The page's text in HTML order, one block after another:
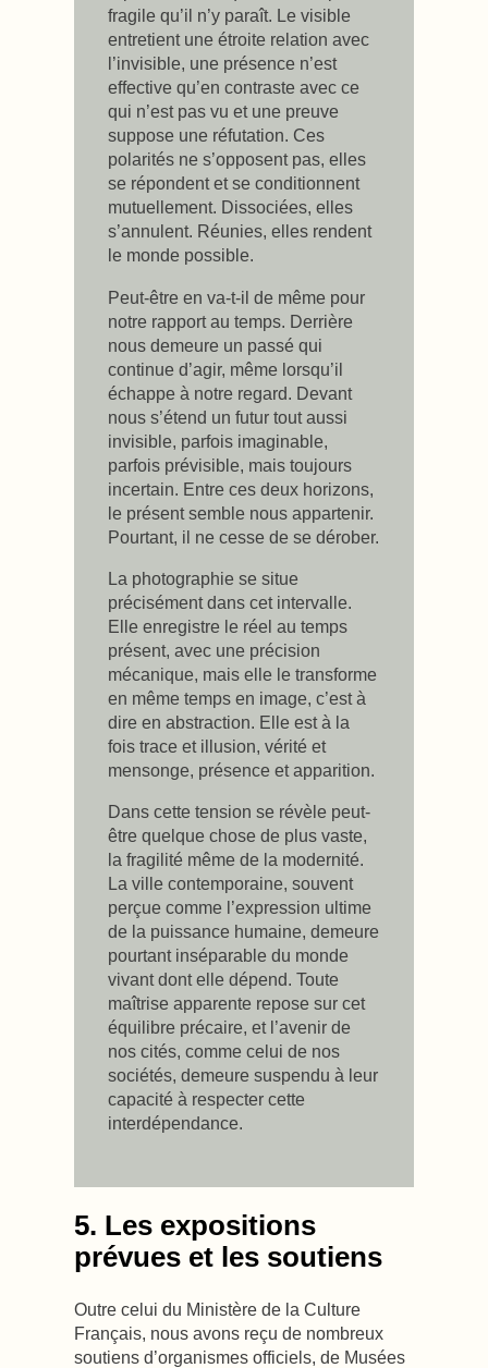
fragile qu’il n’y paraît. Le visible
entretient une étroite relation avec
l’invisible, une présence n’est
effective qu’en contraste avec ce
qui n’est pas vu et une preuve
suppose une réfutation. Ces
polarités ne s’opposent pas, elles
se répondent et se conditionnent
mutuellement. Dissociées, elles
s’annulent. Réunies, elles rendent
le monde possible.
Peut-être en va-t-il de même pour
notre rapport au temps. Derrière
nous demeure un passé qui
continue d’agir, même lorsqu’il
échappe à notre regard. Devant
nous s’étend un futur tout aussi
invisible, parfois imaginable,
parfois prévisible, mais toujours
incertain. Entre ces deux horizons,
le présent semble nous appartenir.
Pourtant, il ne cesse de se dérober.
La photographie se situe
précisément dans cet intervalle.
Elle enregistre le réel au temps
présent, avec une précision
mécanique, mais elle le transforme
en même temps en image, c’est à
dire en abstraction. Elle est à la
fois trace et illusion, vérité et
mensonge, présence et apparition.
Dans cette tension se révèle peut-
être quelque chose de plus vaste,
la fragilité même de la modernité.
La ville contemporaine, souvent
perçue comme l’expression ultime
de la puissance humaine, demeure
pourtant inséparable du monde
vivant dont elle dépend. Toute
maîtrise apparente repose sur cet
équilibre précaire, et l’avenir de
nos cités, comme celui de nos
sociétés, demeure suspendu à leur
capacité à respecter cette
interdépendance.
5. Les expositions
prévues et les soutiens
Outre celui du Ministère de la Culture
Français, nous avons reçu de nombreux
soutiens d’organismes officiels, de Musées